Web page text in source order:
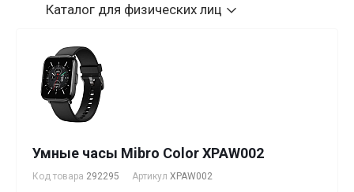
Каталог для физических лиц
Умные часы Mibro Color XPAW002
Код товара 292295 Артикул XPAW002